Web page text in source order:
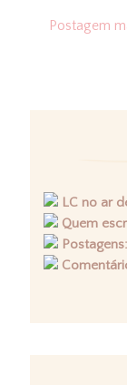
Postagem
LC no ar
Quem
Postagens: